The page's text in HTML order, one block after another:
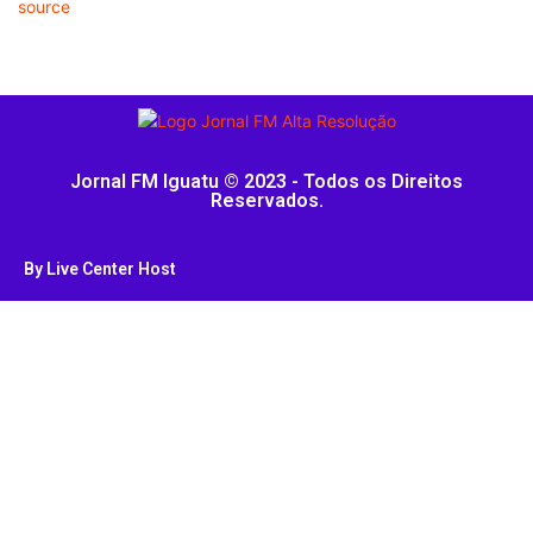
source
Jornal FM Iguatu © 2023 - Todos os Direitos
Reservados.
By Live Center Host